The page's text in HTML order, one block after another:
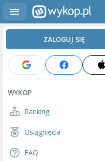
ZALOGUJ SIĘ
WYKOP
Ranking
Osiągnięcia
FAQ